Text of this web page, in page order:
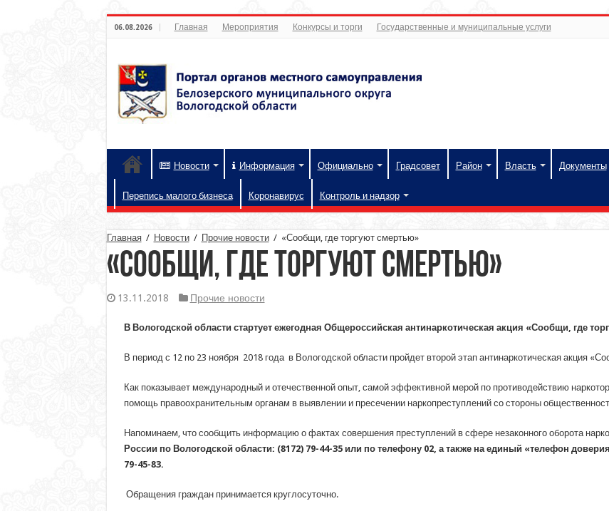
06.08.2026 Главная Мероприятия Конкурсы и торги Государственные и муниципальные услуги
Новости Информация Официально Градсовет Район Власть Документы
Перепись малого бизнеса Коронавирус Контроль и надзор
Главная / Новости / Прочие новости / «Сообщи, где торгуют смертью»
«Сообщи, где торгуют смертью»
13.11.2018 Прочие новости
В Вологодской области стартует ежегодная Общероссийская антинаркотическая акция «Сообщи, где
В период с 12 по 23 ноября 2018 года в Вологодской области пройдет второй этап антинаркотическая акция
Как показывает международный и отечественной опыт, самой эффективной мерой по противодействию
помощь правоохранительным органам в выявлении и пресечении наркопреступлений со стороны
Напоминаем, что сообщить информацию о фактах совершения преступлений в сфере незаконного оборота
России по Вологодской области: (8172) 79-44-35 или по телефону 02, а также на единый «телефон
79-45-83.
Обращения граждан принимается круглосуточно.